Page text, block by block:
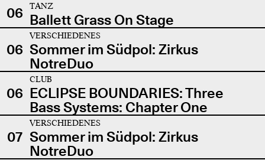
06
TANZ
Ballett Grass On Stage
06
VERSCHIEDENES
Sommer im Südpol: Zirkus
NotreDuo
06
CLUB
ECLIPSE BOUNDARIES: Three
Bass Systems: Chapter One
07
VERSCHIEDENES
Sommer im Südpol: Zirkus
NotreDuo